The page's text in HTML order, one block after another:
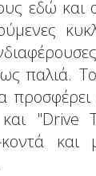
εδώ και
παλιά.
προσφέρει
"Drive
και